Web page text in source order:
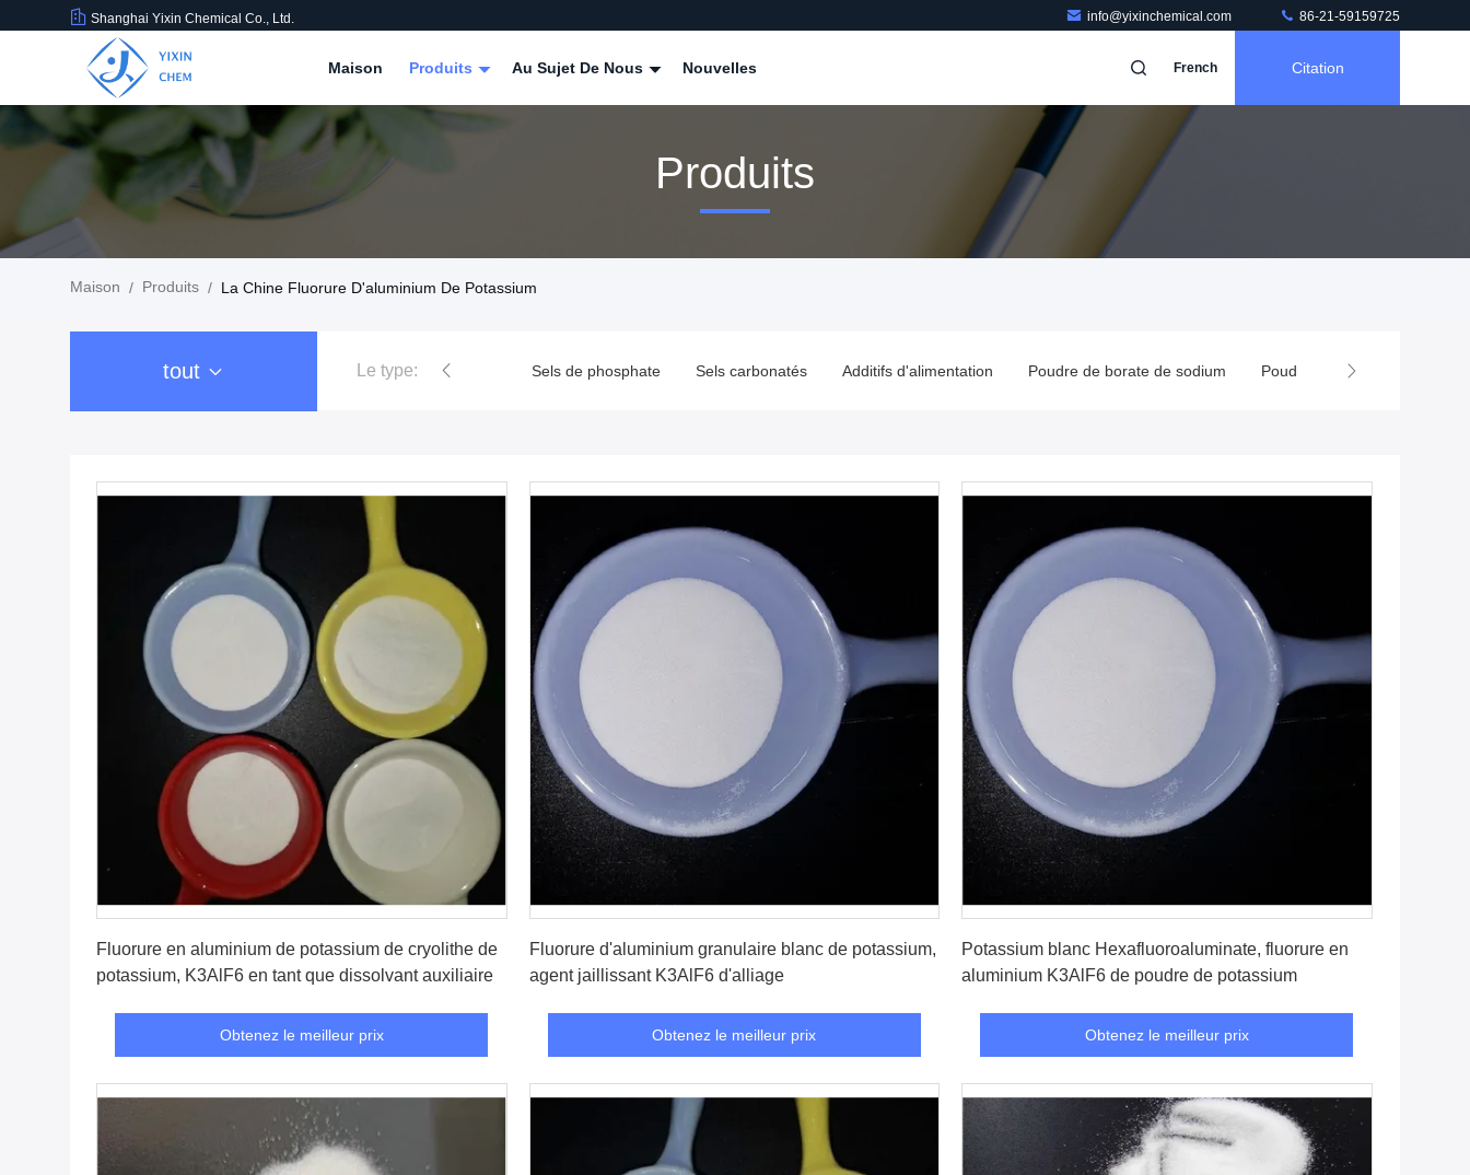
Shanghai Yixin Chemical Co., Ltd. info@yixinchemical.com 86-21-59159725
Maison Produits Au Sujet De Nous Nouvelles French Citation
Produits
Maison / Produits / La Chine Fluorure D'aluminium De Potassium
tout Le type:Sels de nitrate Sels de phosphate Sels carbonatés Additifs d'alimentation Poudre de borate de sodium Poudre d'acide de borax
Fluorure en aluminium de potassium de cryolithe de
potassium, K3AlF6 en tant que dissolvant auxiliaire
Obtenez le meilleur prix
Fluorure d'aluminium granulaire blanc de potassium,
agent jaillissant K3AlF6 d'alliage
Obtenez le meilleur prix
Potassium blanc Hexafluoroaluminate, fluorure en
aluminium K3AlF6 de poudre de potassium
Obtenez le meilleur prix